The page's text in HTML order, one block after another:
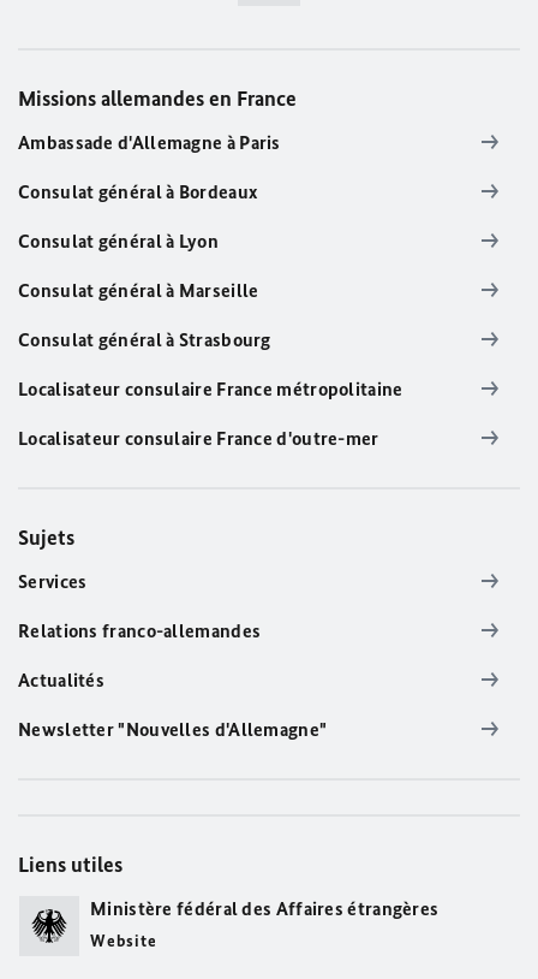
Missions allemandes en France
Ambassade d'Allemagne à Paris
Consulat général à Bordeaux
Consulat général à Lyon
Consulat général à Marseille
Consulat général à Strasbourg
Localisateur consulaire France métropolitaine
Localisateur consulaire France d'outre-mer
Sujets
Services
Relations franco-allemandes
Actualités
Newsletter "Nouvelles d'Allemagne"
Liens utiles
Ministère fédéral des Affaires étrangères
Website